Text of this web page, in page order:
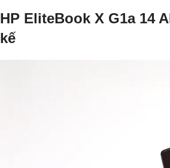
HP EliteBook X G1a 14
kế